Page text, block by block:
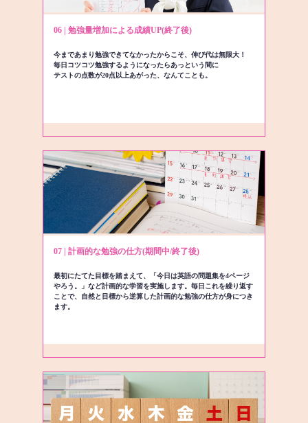
06 | 勉強量増加による成績UP(終了後)
今まであまり勉強できてなかったからこそ、伸び代は無限大！
毎日コツコツ勉強するようになったらあっという間に
テストの点数が20点以上あがった、なんてことも。
07 | 計画的な勉強の仕方(期間中/終了後)
最初にたてた目標を踏まえて、「今日は英語の問題集を4ページ
やろう。」など計画的な学習を実施します。毎日これを繰り返す
ことで、自然と目標から逆算した計画的な勉強の仕方が身につき
ます。